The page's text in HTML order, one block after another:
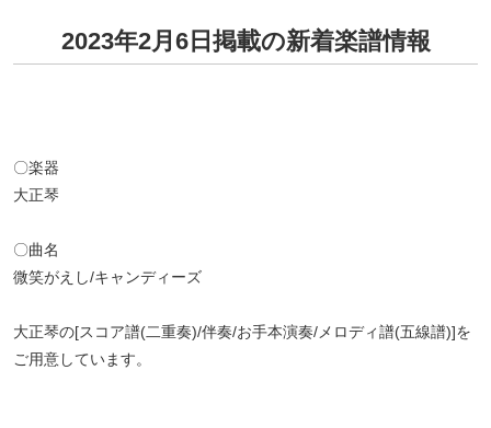
2023年2月6日掲載の新着楽譜情報
〇楽器
大正琴
〇曲名
微笑がえし/キャンディーズ
大正琴の[スコア譜(二重奏)/伴奏/お手本演奏/メロディ譜(五線譜)]を
ご用意しています。